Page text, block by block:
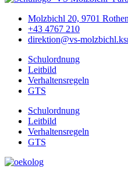
Molzbichl 20, 9701
+43 4767 210
direktion@vs-
Schulordnung
Leitbild
Verhaltensregeln
GTS
Schulordnung
Leitbild
Verhaltensregeln
GTS